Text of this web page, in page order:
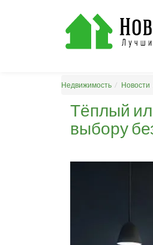
Недвижимость Новости
Тёплый
выбору